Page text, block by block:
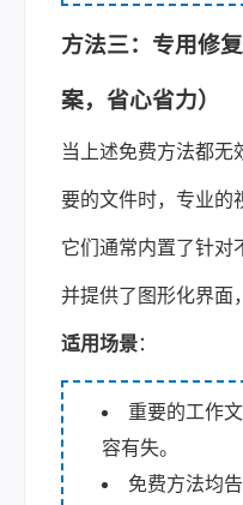
方法三：专用修
案，省心省力）
当上述免费方法都无
要的文件时，专业的
它们通常内置了针对
并提供了图形化界面
适用场景：
重要的工作
容有失。
免费方法均